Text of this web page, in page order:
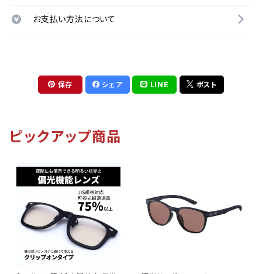
お支払い方法について
保存 シェア LINE ポスト
ピックアップ商品